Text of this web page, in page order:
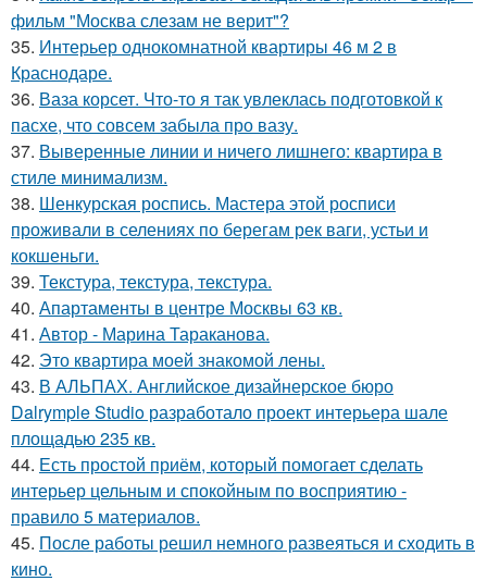
фильм "Москва слезам не верит"?
35. Интерьер однокомнатной квартиры 46 м 2 в
Краснодаре.
36. Ваза корсет. Что-то я так увлеклась подготовкой к
пасхе, что совсем забыла про вазу.
37. Выверенные линии и ничего лишнего: квартира в
стиле минимализм.
38. Шенкурская роспись. Мастера этой росписи
проживали в селениях по берегам рек ваги, устьи и
кокшеньги.
39. Текстура, текстура, текстура.
40. Апартаменты в центре Москвы 63 кв.
41. Автор - Марина Тараканова.
42. Это квартира моей знакомой лены.
43. В АЛЬПАХ. Английское дизайнерское бюро
Dalrymple Studio разработало проект интерьера шале
площадью 235 кв.
44. Есть простой приём, который помогает сделать
интерьер цельным и спокойным по восприятию -
правило 5 материалов.
45. После работы решил немного развеяться и сходить в
кино.